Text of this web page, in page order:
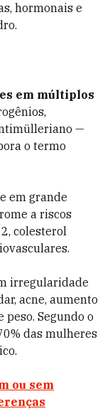
hormonais e
em múltiplos
—
o termo
em grande
a riscos
colesterol
irregularidade
acne, aumento
peso. Segundo o
das mulheres
ou sem